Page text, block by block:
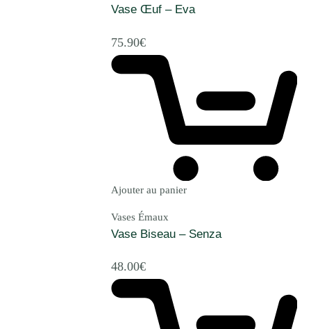
Vase Œuf – Eva
75.90€
Ajouter au panier
Vases Émaux
Vase Biseau – Senza
48.00€